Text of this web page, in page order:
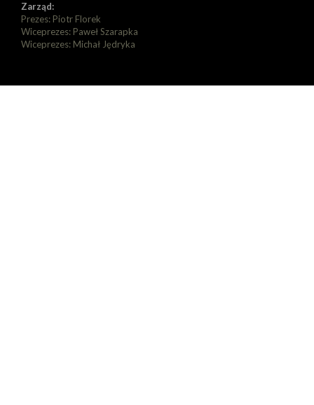
Zarząd:
Prezes: Piotr Florek
Wiceprezes: Paweł Szarapka
Wiceprezes: Michał Jędryka